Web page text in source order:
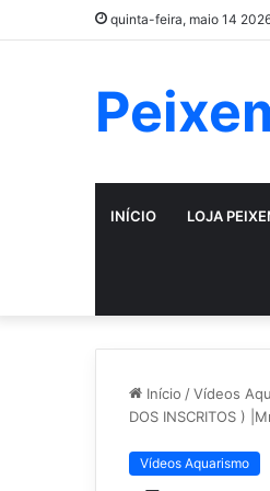
quinta-feira, maio 14
INÍCIO LOJA
Início /Vídeos
DOS INSCRITOS )
Vídeos Aquarismo